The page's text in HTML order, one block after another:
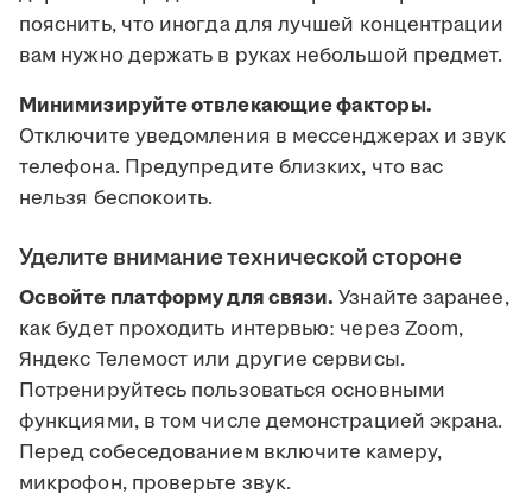
пояснить, что иногда для лучшей концентрации
вам нужно держать в руках небольшой предмет.
Минимизируйте отвлекающие факторы.
Отключите уведомления в мессенджерах и звук
телефона. Предупредите близких, что вас
нельзя беспокоить.
Уделите внимание технической стороне
Освойте платформу для связи. Узнайте заранее,
как будет проходить интервью: через Zoom,
Яндекс Телемост или другие сервисы.
Потренируйтесь пользоваться основными
функциями, в том числе демонстрацией экрана.
Перед собеседованием включите камеру,
микрофон, проверьте звук.